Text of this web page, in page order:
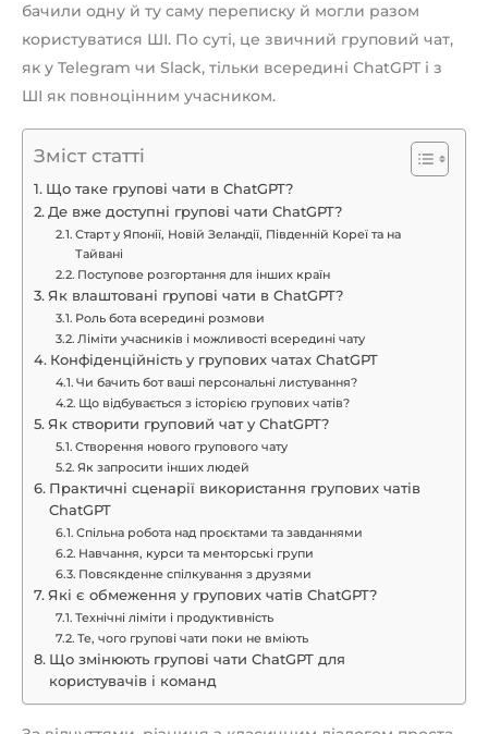
бачили одну й ту саму переписку й могли разом
користуватися ШІ. По суті, це звичний груповий чат,
як у Telegram чи Slack, тільки всередині ChatGPT і з
ШІ як повноцінним учасником.
Зміст статті
Що таке групові чати в ChatGPT?
Де вже доступні групові чати ChatGPT?
Старт у Японії, Новій Зеландії, Південній Кореї та на
Тайвані
Поступове розгортання для інших країн
Як влаштовані групові чати в ChatGPT?
Роль бота всередині розмови
Ліміти учасників і можливості всередині чату
Конфіденційність у групових чатах ChatGPT
Чи бачить бот ваші персональні листування?
Що відбувається з історією групових чатів?
Як створити груповий чат у ChatGPT?
Створення нового групового чату
Як запросити інших людей
Практичні сценарії використання групових чатів
ChatGPT
Спільна робота над проєктами та завданнями
Навчання, курси та менторські групи
Повсякденне спілкування з друзями
Які є обмеження у групових чатів ChatGPT?
Технічні ліміти і продуктивність
Те, чого групові чати поки не вміють
Що змінюють групові чати ChatGPT для
користувачів і команд